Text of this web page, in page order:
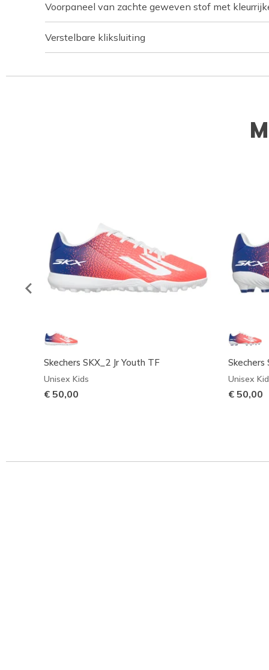
Voorpaneel van zachte geweven stof met
Verstelbare kliksluiting
Skechers SKX_2 Jr Youth TF
Unisex Kids
€ 50,00
Skechers
Unisex
€ 50,00